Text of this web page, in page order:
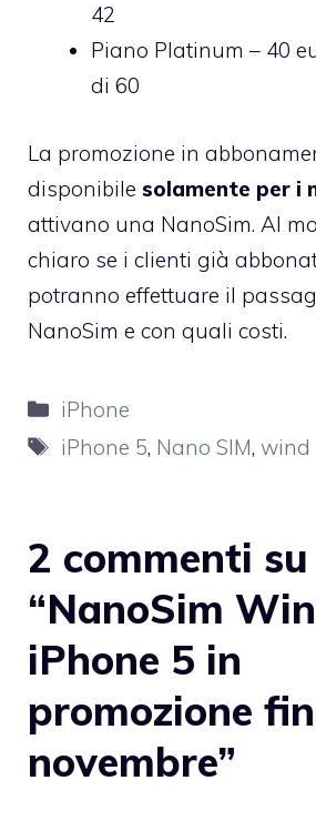
42
Piano Platinum – 40
di 60
La promozione in
disponibile solamente per i
attivano una NanoSim. Al
chiaro se i clienti già
potranno effettuare il
NanoSim e con quali costi.
Categorie
iPhone
Tag
iPhone 5, Nano SIM,wind
2 commenti su
“NanoSim
iPhone 5 in
promozione
novembre”